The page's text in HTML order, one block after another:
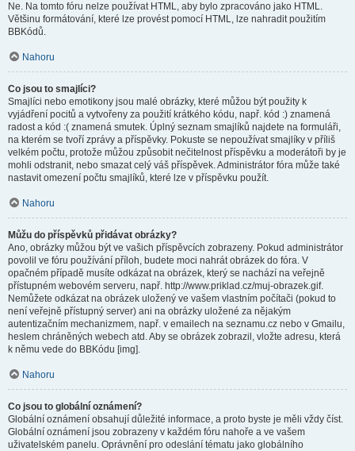
Ne. Na tomto fóru nelze používat HTML, aby bylo zpracováno jako HTML.
Většinu formátování, které lze provést pomocí HTML, lze nahradit použitím
BBKódů.
Nahoru
Co jsou to smajlíci?
Smajlíci nebo emotikony jsou malé obrázky, které můžou být použity k
vyjádření pocitů a vytvořeny za použití krátkého kódu, např. kód :) znamená
radost a kód :( znamená smutek. Úplný seznam smajlíků najdete na formuláři,
na kterém se tvoří zprávy a příspěvky. Pokuste se nepoužívat smajlíky v příliš
velkém počtu, protože můžou způsobit nečitelnost příspěvku a moderátoři by je
mohli odstranit, nebo smazat celý váš příspěvek. Administrátor fóra může také
nastavit omezení počtu smajlíků, které lze v příspěvku použít.
Nahoru
Můžu do příspěvků přidávat obrázky?
Ano, obrázky můžou být ve vašich příspěvcích zobrazeny. Pokud administrátor
povolil ve fóru používání příloh, budete moci nahrát obrázek do fóra. V
opačném případě musíte odkázat na obrázek, který se nachází na veřejně
přístupném webovém serveru, např. http://www.priklad.cz/muj-obrazek.gif.
Nemůžete odkázat na obrázek uložený ve vašem vlastním počítači (pokud to
není veřejně přístupný server) ani na obrázky uložené za nějakým
autentizačním mechanizmem, např. v emailech na seznamu.cz nebo v Gmailu,
heslem chráněných webech atd. Aby se obrázek zobrazil, vložte adresu, která
k němu vede do BBKódu [img].
Nahoru
Co jsou to globální oznámení?
Globální oznámení obsahují důležité informace, a proto byste je měli vždy číst.
Globální oznámení jsou zobrazeny v každém fóru nahoře a ve vašem
uživatelském panelu. Oprávnění pro odeslání tématu jako globálního